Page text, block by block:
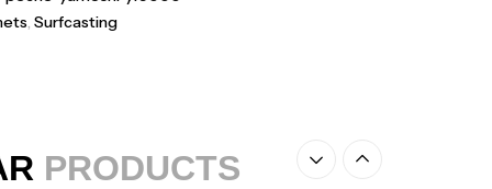
, Surfcasting
PRODUCTS
,Accessoires bateaux
د.ت215,000